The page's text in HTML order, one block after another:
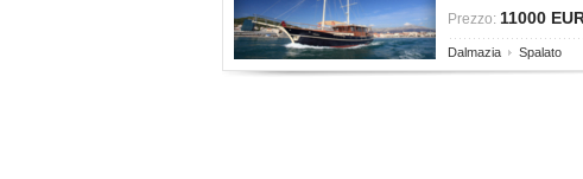
Prezzo: 11000
Dalmazia Spalato